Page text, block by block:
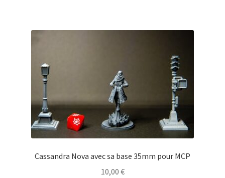
Cassandra Nova avec sa base 35mm pour MCP
10,00 €